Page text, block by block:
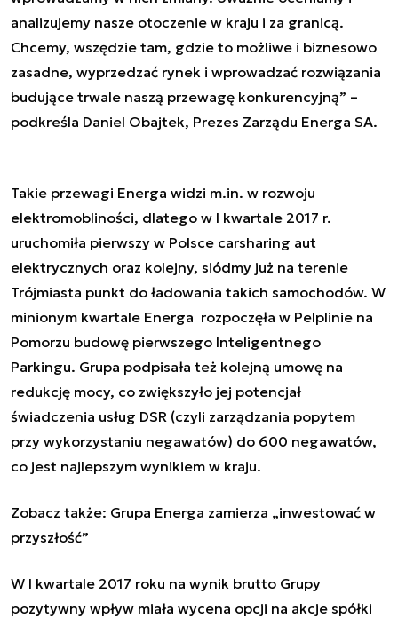
analizujemy nasze otoczenie w kraju i za granicą.
Chcemy, wszędzie tam, gdzie to możliwe i biznesowo
zasadne, wyprzedzać rynek i wprowadzać rozwiązania
budujące trwale naszą przewagę konkurencyjną” –
podkreśla Daniel Obajtek, Prezes Zarządu Energa SA.
Takie przewagi Energa widzi m.in. w rozwoju
elektromobliności, dlatego w I kwartale 2017 r.
uruchomiła pierwszy w Polsce carsharing aut
elektrycznych oraz kolejny, siódmy już na terenie
Trójmiasta punkt do ładowania takich samochodów. W
minionym kwartale Energa rozpoczęła w Pelplinie na
Pomorzu budowę pierwszego Inteligentnego
Parkingu. Grupa podpisała też kolejną umowę na
redukcję mocy, co zwiększyło jej potencjał
świadczenia usług DSR (czyli zarządzania popytem
przy wykorzystaniu negawatów) do 600 negawatów,
co jest najlepszym wynikiem w kraju.
Zobacz także: Grupa Energa zamierza „inwestować w
przyszłość”
W I kwartale 2017 roku na wynik brutto Grupy
pozytywny wpływ miała wycena opcji na akcje spółki